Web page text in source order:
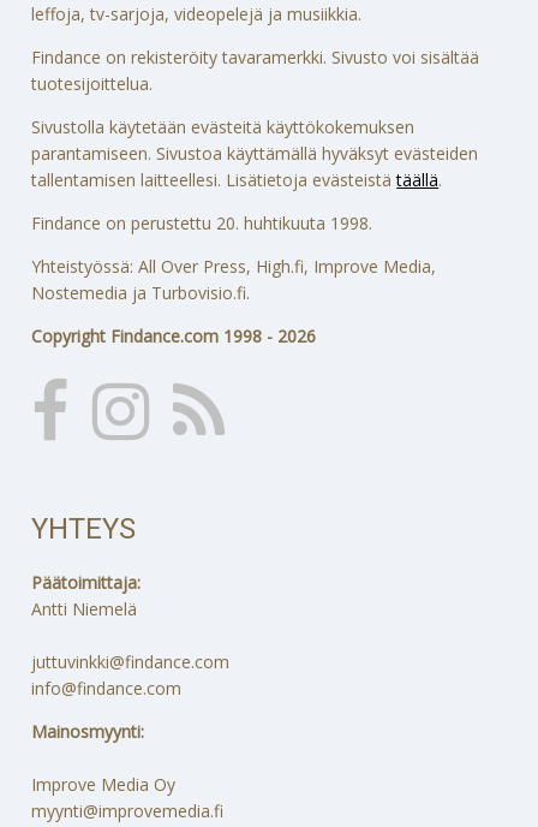
leffoja, tv-sarjoja, videopelejä ja musiikkia.
Findance on rekisteröity tavaramerkki. Sivusto voi sisältää
tuotesijoittelua.
Sivustolla käytetään evästeitä käyttökokemuksen
parantamiseen. Sivustoa käyttämällä hyväksyt evästeiden
tallentamisen laitteellesi. Lisätietoja evästeistätäällä.
Findance on perustettu 20. huhtikuuta 1998.
Yhteistyössä: All Over Press, High.fi, Improve Media,
Nostemedia ja Turbovisio.fi.
Copyright Findance.com 1998 - 2026
YHTEYS
Päätoimittaja:
Antti Niemelä
juttuvinkki@findance.com
info@findance.com
Mainosmyynti:
Improve Media Oy
myynti@improvemedia.fi